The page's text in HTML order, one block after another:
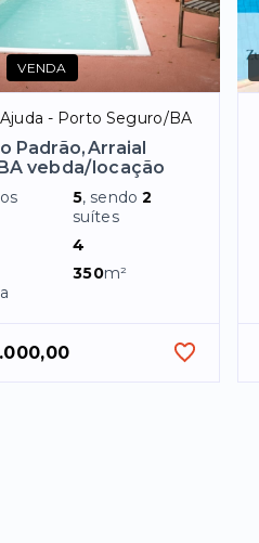
VENDA
- Porto Seguro/BA
Padrão,Arraial
vebda/locação
5, sendo2
suítes
4
350m²